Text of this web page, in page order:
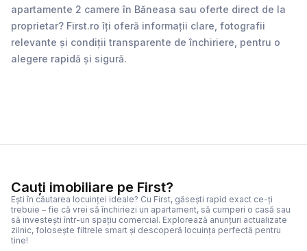
apartamente 2 camere în Băneasa sau oferte direct de la
proprietar? First.ro îți oferă informații clare, fotografii
relevante și condiții transparente de închiriere, pentru o
alegere rapidă și sigură.
Cauți imobiliare pe First?
Ești în căutarea locuinței ideale? Cu First, găsești rapid exact ce-ți
trebuie – fie că vrei să închiriezi un apartament, să cumperi o casă sau
să investești într-un spațiu comercial. Explorează anunțuri actualizate
zilnic, folosește filtrele smart și descoperă locuința perfectă pentru
tine!